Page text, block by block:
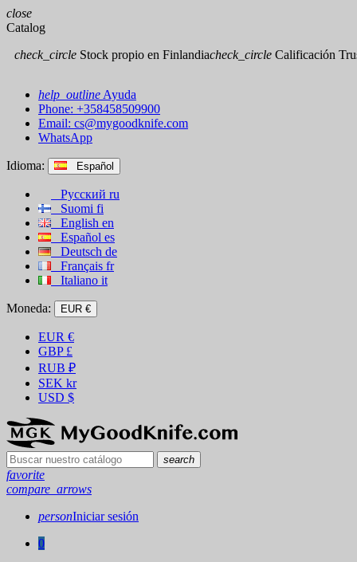
close
Catalog
check_circle Stock propio en Finlandiacheck_circle Calificación
help_outline Ayuda
Phone: +358458509900
Email: cs@mygoodknife.com
WhatsApp
Idioma: Español
Русский ru
Suomi fi
English en
Español es
Deutsch de
Français fr
Italiano it
Moneda: EUR €
EUR €
GBP £
RUB ₽
SEK kr
USD $
search
favorite
compare_arrows
personIniciar sesión
0